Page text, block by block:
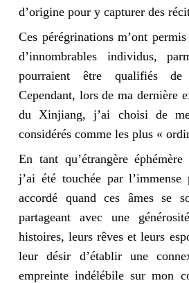
d’origine pour y capturer des
Ces pérégrinations m’ont
d’innombrables individus,
pourraient être qualifiés de
Cependant, lors de ma dernière
du Xinjiang, j’ai choisi de
considérés comme les plus «
En tant qu’étrangère
j’ai été touchée par
accordé quand ces âmes se
partageant avec une
histoires, leurs rêves et leurs
leur désir d’établir une
empreinte indélébile sur mon